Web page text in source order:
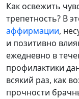
Как освежить
трепетность? В
аффирмации,
и позитивно
ежедневно в
профилактики
всякий раз, как
прочности